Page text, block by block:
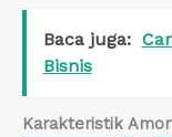
Baca juga:
Bisnis
Karakteristik